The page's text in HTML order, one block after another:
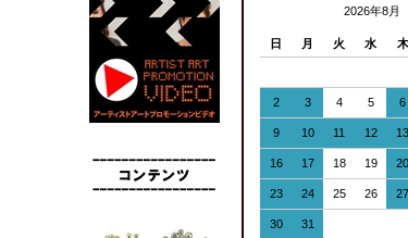
2026年8月
日 月 火 水 木
2 3 4 5 6
9 10 11 12 13
16 17 18 19 20
23 24 25 26 27
30 31